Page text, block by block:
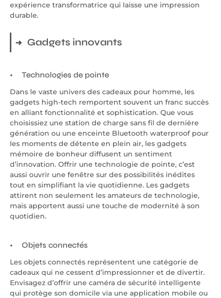
expérience transformatrice qui laisse une impression
durable.
Gadgets innovants
Technologies de pointe
Dans le vaste univers des cadeaux pour homme, les
gadgets high-tech remportent souvent un franc succès
en alliant fonctionnalité et sophistication. Que vous
choisissiez une station de charge sans fil de dernière
génération ou une enceinte Bluetooth waterproof pour
les moments de détente en plein air, les gadgets
mémoire de bonheur diffusent un sentiment
d’innovation. Offrir une technologie de pointe, c’est
aussi ouvrir une fenêtre sur des possibilités inédites
tout en simplifiant la vie quotidienne. Les gadgets
attirent non seulement les amateurs de technologie,
mais apportent aussi une touche de modernité à son
quotidien.
Objets connectés
Les objets connectés représentent une catégorie de
cadeaux qui ne cessent d’impressionner et de divertir.
Envisagez d’offrir une caméra de sécurité intelligente
qui protège son domicile via une application mobile ou